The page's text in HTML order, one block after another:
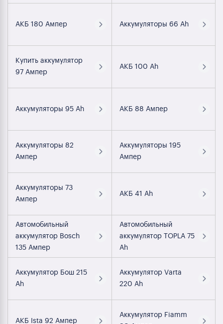
АКБ 180 Ампер Аккумуляторы 66 Ah
Купить аккумулятор
97 Ампер
АКБ 100 Ah
Аккумуляторы 95 Ah АКБ 88 Ампер
Аккумуляторы 82
Ампер
Аккумуляторы 195
Ампер
Аккумуляторы 73
Ампер
АКБ 41 Ah
Автомобильный
аккумулятор Bosch
135 Ампер
Автомобильный
аккумулятор TOPLA 75
Ah
Аккумулятор Бош 215
Ah
Аккумулятор Varta
220 Ah
АКБ Ista 92 Ампер
Аккумулятор Fiamm